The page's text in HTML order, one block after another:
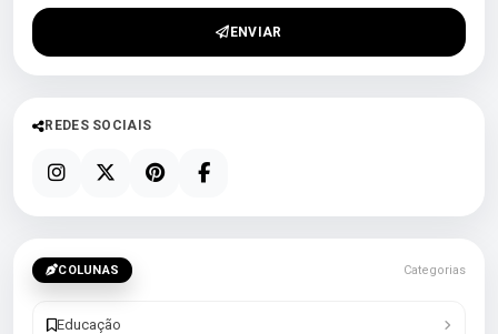
ENVIAR
REDES SOCIAIS
COLUNAS Categorias
Educação